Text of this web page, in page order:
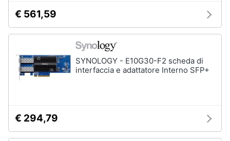
€ 561,59
SYNOLOGY - E10G30-F2 scheda di
interfaccia e adattatore Interno SFP+
€ 294,79